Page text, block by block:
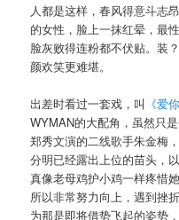
人都是这样，春风得意斗志
的女性，脸上一抹红晕，最
脸灰败得连粉都不伏贴。装
颜欢笑更难堪。
出差时看过一套戏，叫 《爱
WYMAN的大配角，虽然只
郑秀文演的二线歌手朱金梅
分明已经露出上位的苗头，
真像老母鸡护小鸡一样疼惜
所以非常努力向上，遇到挫
为那是即将借势飞起的姿势